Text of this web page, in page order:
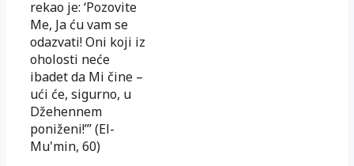
rekao je: ‘Pozovite
Me, Ja ću vam se
odazvati! Oni koji iz
oholosti neće
ibadet da Mi čine –
ući će, sigurno, u
Džehennem
poniženi!’” (El-
Mu'min, 60)